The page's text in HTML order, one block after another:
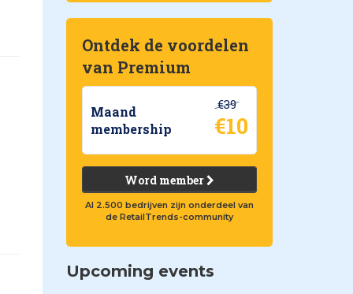
Ontdek de voordelen
van Premium
Maand
membership
€39
€10
Word member
Al 2.500 bedrijven zijn onderdeel van
de RetailTrends-community
Upcoming events